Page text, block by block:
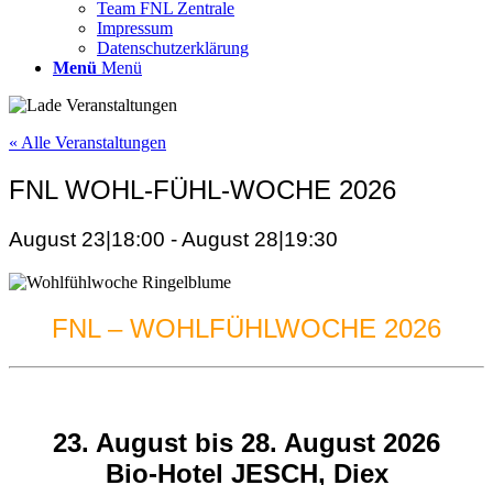
Team FNL Zentrale
Impressum
Datenschutzerklärung
Menü Menü
« Alle Veranstaltungen
FNL WOHL-FÜHL-WOCHE 2026
August 23|18:00 -August 28|19:30
FNL – WOHLFÜHLWOCHE 2026
23. August bis 28. August 2026
Bio-Hotel JESCH, Diex